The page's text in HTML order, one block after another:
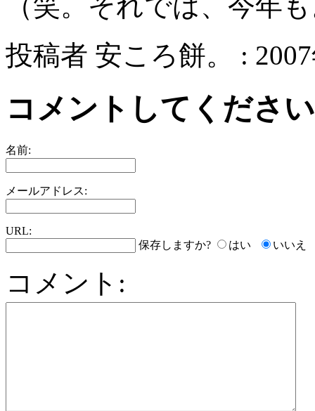
投稿者 安ころ餅。 :
コメントしてください
名前:
メールアドレス:
URL:
保存しますか?
はい いいえ
コメント: